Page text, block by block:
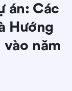
án: Các
Hướng
vào năm